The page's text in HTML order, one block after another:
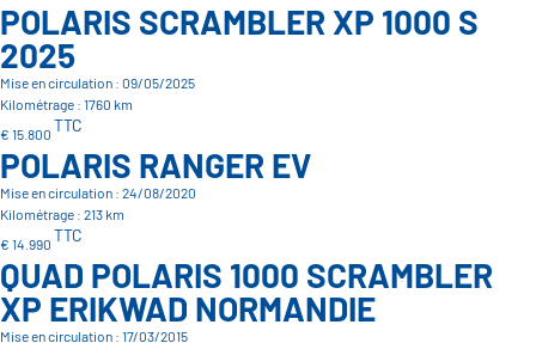
POLARIS SCRAMBLER XP 1000 S
2025
Mise en circulation : 09/05/2025
Kilométrage : 1760 km
€ 15.800 TTC
POLARIS RANGER EV
Mise en circulation : 24/08/2020
Kilométrage : 213 km
€ 14.990 TTC
QUAD POLARIS 1000 SCRAMBLER
XP ERIKWAD NORMANDIE
Mise en circulation : 17/03/2015